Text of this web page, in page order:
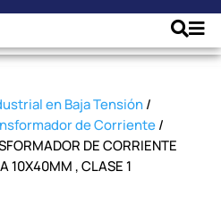
en Baja Tensión/
de Corriente/
DE CORRIENTE
10X40MM , CLASE 1